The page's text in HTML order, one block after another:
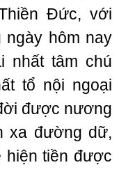
Đức, với
hôm nay
nhất tâm chú
tổ nội ngoại
được nương
xa đường dữ,
hiện tiền được